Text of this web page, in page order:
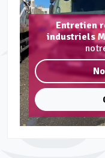
Entretien
industriels